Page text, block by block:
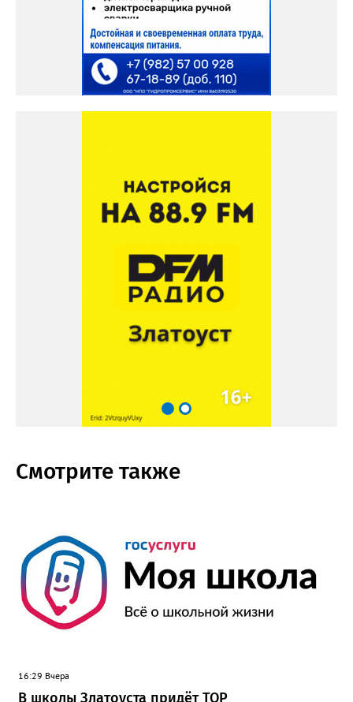
Смотрите также
16:29 Вчера
В школы Златоуста придёт ТОР